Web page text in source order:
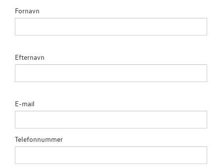
Fornavn
Efternavn
E-mail
Telefonnummer